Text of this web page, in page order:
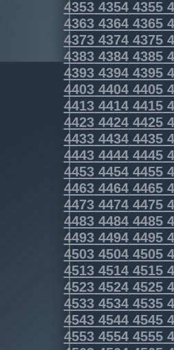
435343544355
436343644365
437343744375
438343844385
439343944395
440344044405
441344144415
442344244425
443344344435
444344444445
445344544455
446344644465
447344744475
448344844485
449344944495
450345044505
451345144515
452345244525
453345344535
454345444545
455345544555